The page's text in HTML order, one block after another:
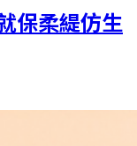
保柔緹仿生